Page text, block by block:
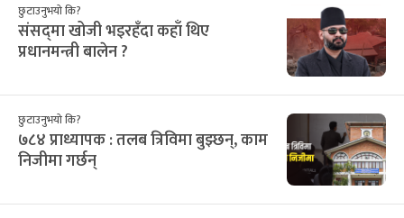
छुटाउनुभयो कि?
संसद्‌मा खोजी भइरहँदा कहाँ थिए
प्रधानमन्त्री बालेन ?
छुटाउनुभयो कि?
७८४ प्राध्यापक : तलब त्रिविमा बुझ्छन्, काम
निजीमा गर्छन्